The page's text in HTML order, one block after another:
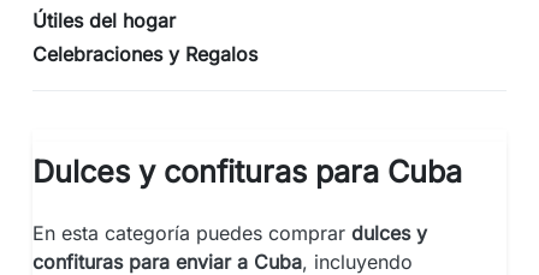
Útiles del hogar
Celebraciones y Regalos
Dulces y confituras para Cuba
En esta categoría puedes comprar dulces y
confituras para enviar a Cuba, incluyendo